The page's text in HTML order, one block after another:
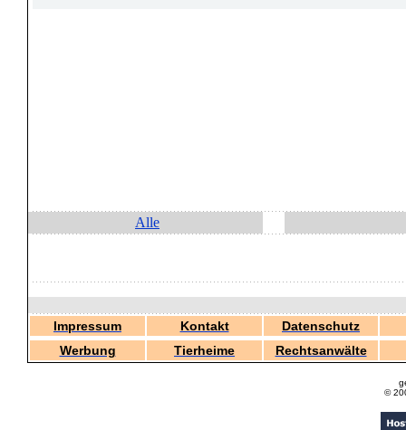
Alle
Impressum Kontakt
Datenschutz
Werbung
Tierheime Rechtsanwälte
©